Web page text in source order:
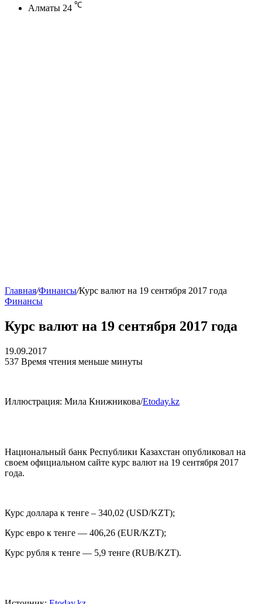
Алматы 24 ℃
Главная/Финансы/Курс валют на 19 сентября 2017 года
Финансы
Курс валют на 19 сентября 2017 года
19.09.2017
537 Время чтения меньше минуты
Иллюстрация: Мила Книжникова/Etoday.kz
Национальный банк Республики Казахстан опубликовал на
своем официальном сайте курс валют на 19 сентября 2017
года.
Курс доллара к тенге – 340,02 (USD/KZT);
Курс евро к тенге — 406,26 (EUR/KZT);
Курс рубля к тенге — 5,9 тенге (RUB/KZT).